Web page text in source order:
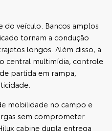
veículo. Bancos amplos
tornam a condução
longos. Além disso, a
central multimídia, controle
partida em rampa,
mobilidade no campo e
sem comprometer
cabine dupla entrega